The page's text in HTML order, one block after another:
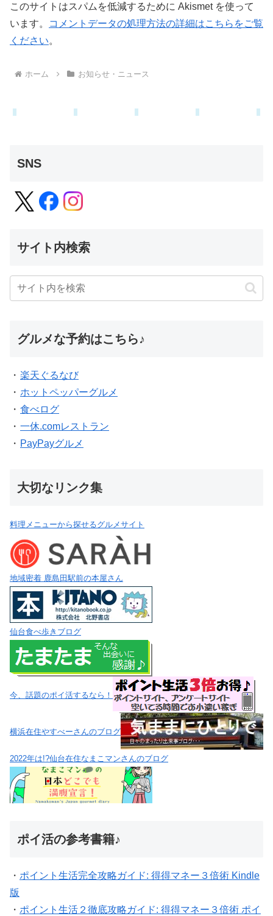
このサイトはスパムを低減するために Akismet を使って
います。
コメントデータの処理方法の詳細はこちらをご覧
ください。
ホーム お知らせ・ニュース
SNS
サイト内検索
グルメな予約はこちら♪
・ 楽天ぐるなび
・ ホットペッパーグルメ
・ 食べログ
・ 一休.comレストラン
・ PayPayグルメ
大切なリンク集
料理メニューから探せるグルメサイト
地域密着 鹿島田駅前の本屋さん
仙台食べ歩きブログ
今、話題のポイ活するなら！
横浜在住やすべーさんのブログ
2022年は!?仙台在住なまこマンさんのブログ
ポイ活の参考書籍♪
・ ポイント生活完全攻略ガイド: 得得マネー３倍術 Kindle
版
・ ポイント生活２徹底攻略ガイド: 得得マネー３倍術 ポイ